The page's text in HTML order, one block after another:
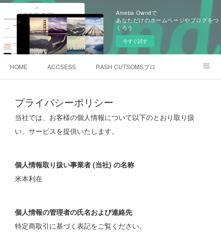
Ameba Owndで
あなただけのホームページやブログをつ
くろう
今すぐ試す
HOME ACCSESS RASH CUTSOMSブログ
プライバシーポリシー
当社では、お客様の個人情報について以下のとおり取り扱
い、サービスを提供いたします。
個人情報取り扱い事業者 (当社) の名称
米本利在
個人情報の管理者の氏名および連絡先
特定商取引に基づく表記をご覧ください。